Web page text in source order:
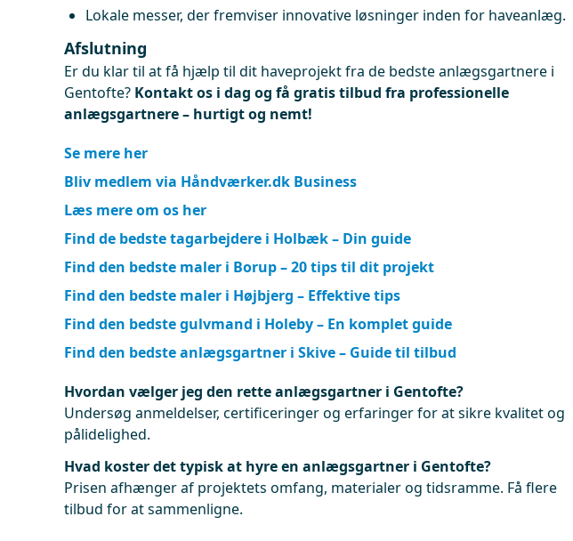
Lokale messer, der fremviser innovative løsninger inden for haveanlæg.
Afslutning
Er du klar til at få hjælp til dit haveprojekt fra de bedste anlægsgartnere i
Gentofte? Kontakt os i dag og få gratis tilbud fra professionelle
anlægsgartnere – hurtigt og nemt!
Se mere her
Bliv medlem via Håndværker.dk Business
Læs mere om os her
Find de bedste tagarbejdere i Holbæk – Din guide
Find den bedste maler i Borup – 20 tips til dit projekt
Find den bedste maler i Højbjerg – Effektive tips
Find den bedste gulvmand i Holeby – En komplet guide
Find den bedste anlægsgartner i Skive – Guide til tilbud
Hvordan vælger jeg den rette anlægsgartner i Gentofte?
Undersøg anmeldelser, certificeringer og erfaringer for at sikre kvalitet og
pålidelighed.
Hvad koster det typisk at hyre en anlægsgartner i Gentofte?
Prisen afhænger af projektets omfang, materialer og tidsramme. Få flere
tilbud for at sammenligne.